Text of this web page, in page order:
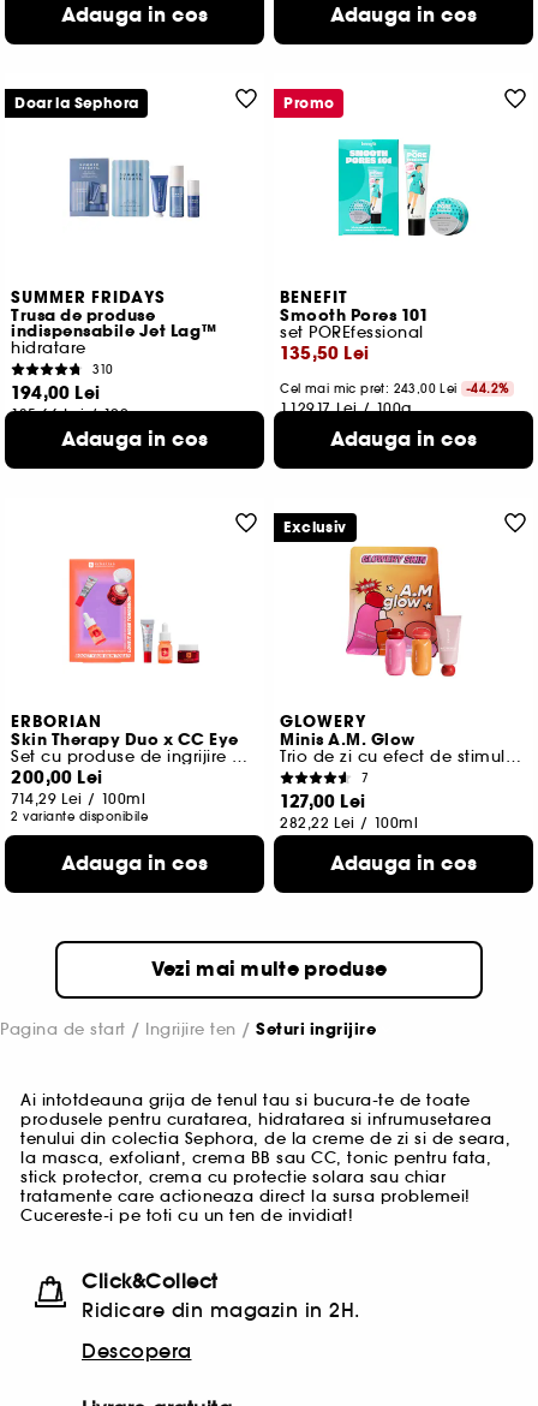
Adauga in cos Adauga in cos
SUMMER FRIDAYS
Trusa de produse
indispensabile Jet Lag™
hidratare
310
194,00 Lei
135,66 Lei /100g
Adauga in cos
Doar la Sephora
BENEFIT
Smooth Pores 101
set POREfessional
135,50 Lei
Cel mai mic pret: 243,00 Lei -44.2%
1.129,17 Lei /100g
Adauga in cos
Promo
ERBORIAN
Skin Therapy Duo x CC Eye
Set cu produse de ingrijire pentru fata
200,00 Lei
714,29 Lei / 100ml
2 variante disponibile
Adauga in cos
GLOWERY
Minis A.M. Glow
Trio de zi cu efect de stimulare a barierei cutanate
7
127,00 Lei
282,22 Lei / 100ml
Adauga in cos
Exclusiv
Vezi mai multe produse
Pagina de start Ingrijire ten Seturi ingrijire
Ai intotdeauna grija de tenul tau si bucura-te de toate
produsele pentru curatarea, hidratarea si infrumusetarea
tenului din colectia Sephora, de la creme de zi si de seara,
la masca, exfoliant, crema BB sau CC, tonic pentru fata,
stick protector, crema cu protectie solara sau chiar
tratamente care actioneaza direct la sursa problemei!
Cucereste-i pe toti cu un ten de invidiat!
Click&Collect
Ridicare din magazin in 2H.
Descopera